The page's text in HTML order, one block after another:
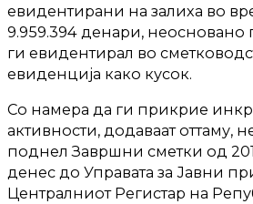
евидентирани на залиха во
9.959.394 денари, неосновано
ги евидентирал во
евиденција како кусок.
Со намера да ги прикрие
активности, додаваат оттаму,
поднел Завршни сметки од
денес до Управата за Јавни
Централниот Регистар на